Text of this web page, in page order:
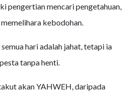
pengertian mencari pengetahuan,
kebodohan.
hari adalah jahat, tetapi ia
tanpa henti.
akan YAHWEH, daripada